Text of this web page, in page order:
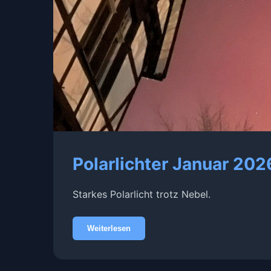
Polarlichter Januar
Starkes Polarlicht trotz Nebel.
Weiterlesen